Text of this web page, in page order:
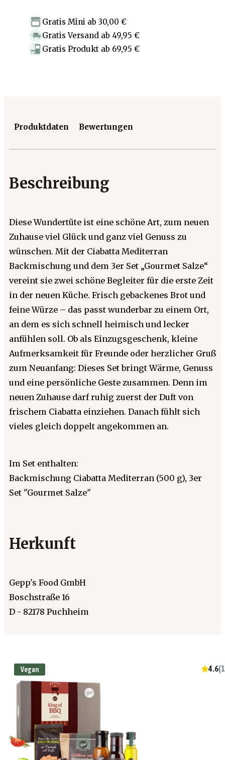
Gratis Mini ab 30,00 €
Gratis Versand ab 49,95 €
Gratis Produkt ab 69,95 €
Produktdaten Bewertungen
Beschreibung
Diese Wundertüte ist eine schöne Art, zum neuen
Zuhause viel Glück und ganz viel Genuss zu
wünschen. Mit der Ciabatta Mediterran
Backmischung und dem 3er Set „Gourmet Salze“
vereint sie zwei schöne Begleiter für die erste Zeit
in der neuen Küche. Frisch gebackenes Brot und
feine Würze – das passt wunderbar zu einem Ort,
an dem es sich schnell heimisch und lecker
anfühlen soll. Ob als Einzugsgeschenk, kleine
Aufmerksamkeit für Freunde oder herzlicher Gruß
zum Neuanfang: Dieses Set bringt Wärme, Genuss
und eine persönliche Geste zusammen. Denn im
neuen Zuhause darf ruhig zuerst der Duft von
frischem Ciabatta einziehen. Danach fühlt sich
vieles gleich doppelt angekommen an.
Im Set enthalten:
Backmischung Ciabatta Mediterran (500 g), 3er
Set "Gourmet Salze"
Herkunft
Gepp's Food GmbH
Boschstraße 16
D - 82178 Puchheim
Vegan 4.6(